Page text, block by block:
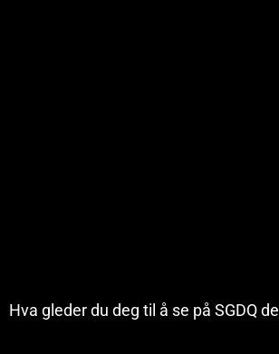
Hva gleder du deg til å se på SGDQ